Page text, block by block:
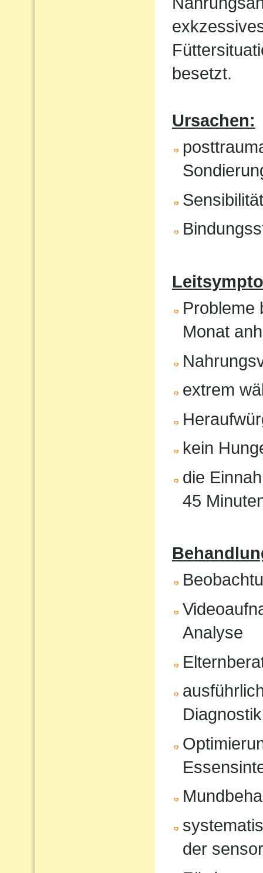
besetzt.
Ursachen:
Probleme
Monat
extrem
kein
die
45
Analyse
Diagnostik
der